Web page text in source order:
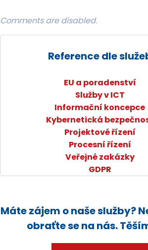
Comments are disabled.
Reference dle
EU a poradenství
Služby v ICT
Informační koncepce
Kybernetická
Projektové řízení
Procesní řízení
Veřejné zakázky
GDPR
Máte zájem o naše služby?
obraťte se na nás.